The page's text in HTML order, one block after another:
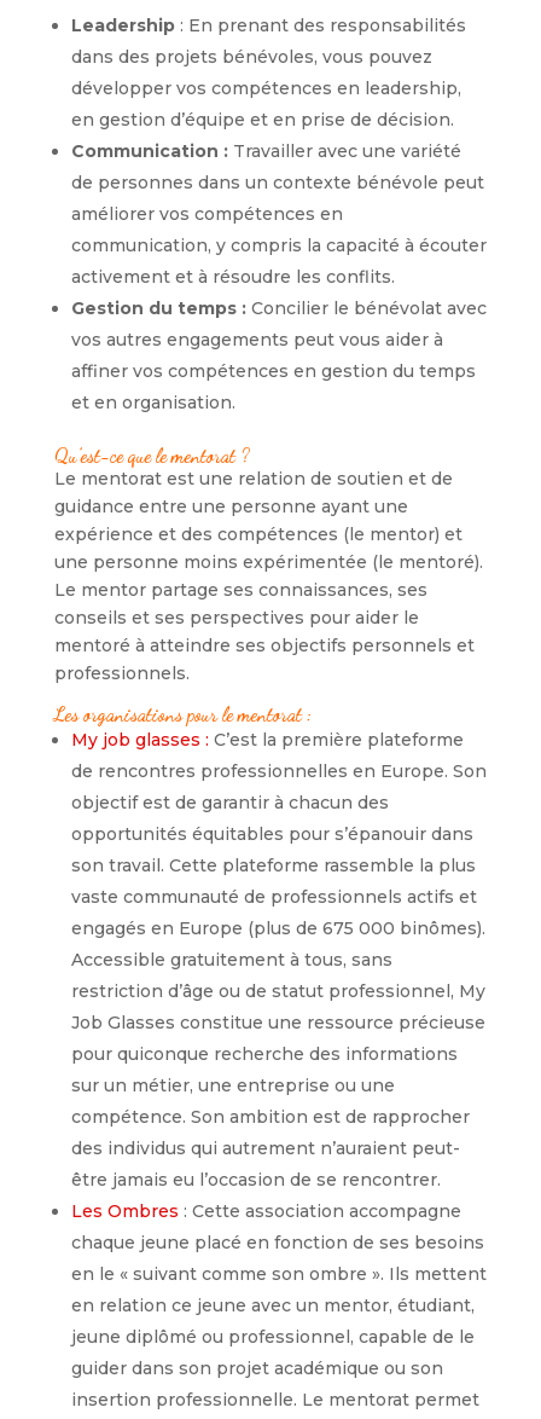
Leadership : En prenant des responsabilités
dans des projets bénévoles, vous pouvez
développer vos compétences en leadership,
en gestion d’équipe et en prise de décision.
Communication :Travailler avec une variété
de personnes dans un contexte bénévole peut
améliorer vos compétences en
communication, y compris la capacité à écouter
activement et à résoudre les conflits.
Gestion du temps :Concilier le bénévolat avec
vos autres engagements peut vous aider à
affiner vos compétences en gestion du temps
et en organisation.
Qu’est-ce que le mentorat ?
Le mentorat est une relation de soutien et de
guidance entre une personne ayant une
expérience et des compétences (le mentor) et
une personne moins expérimentée (le mentoré).
Le mentor partage ses connaissances, ses
conseils et ses perspectives pour aider le
mentoré à atteindre ses objectifs personnels et
professionnels.
Les organisations pour le mentorat :
My job glasses : C’est la première plateforme
de rencontres professionnelles en Europe. Son
objectif est de garantir à chacun des
opportunités équitables pour s’épanouir dans
son travail. Cette plateforme rassemble la plus
vaste communauté de professionnels actifs et
engagés en Europe (plus de 675 000 binômes).
Accessible gratuitement à tous, sans
restriction d’âge ou de statut professionnel, My
Job Glasses constitue une ressource précieuse
pour quiconque recherche des informations
sur un métier, une entreprise ou une
compétence. Son ambition est de rapprocher
des individus qui autrement n’auraient peut-
être jamais eu l’occasion de se rencontrer.
Les Ombres : Cette association accompagne
chaque jeune placé en fonction de ses besoins
en le « suivant comme son ombre ». Ils mettent
en relation ce jeune avec un mentor, étudiant,
jeune diplômé ou professionnel, capable de le
guider dans son projet académique ou son
insertion professionnelle. Le mentorat permet